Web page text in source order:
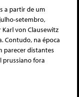
a partir de um
setembro,
Karl von Clausewitz
Contudo, na época
parecer distantes
prussiano fora